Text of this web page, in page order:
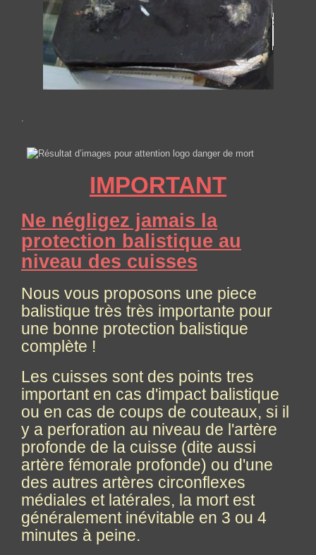
.
IMPORTANT
Ne négligez jamais la
protection balistique au
niveau des cuisses
Nous vous proposons une piece
balistique très très importante pour
une bonne protection balistique
complète !
Les cuisses sont des points tres
important en cas d'impact balistique
ou en cas de coups de couteaux, si il
y a perforation au niveau de l'artère
profonde de la cuisse (dite aussi
artère fémorale profonde) ou d'une
des autres artères circonflexes
médiales et latérales, la mort est
généralement inévitable en 3 ou 4
minutes à peine.